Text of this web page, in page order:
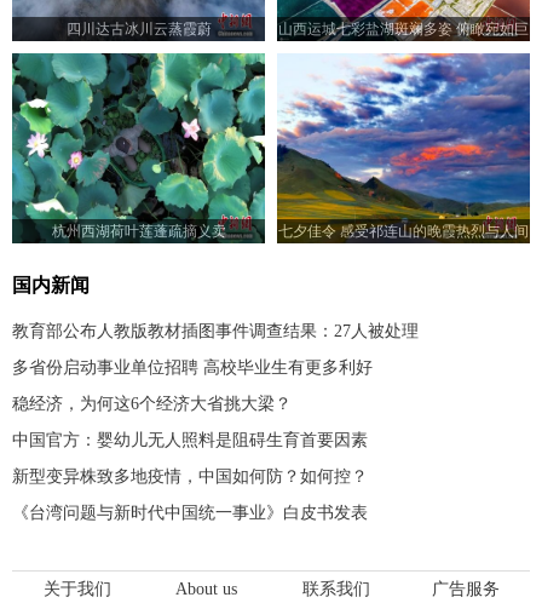
四川达古冰川云蒸霞蔚
山西运城七彩盐湖斑斓多姿 俯瞰宛如巨
型调色板
杭州西湖荷叶莲蓬疏摘义卖
七夕佳令 感受祁连山的晚霞热烈与人间
国内新闻
教育部公布人教版教材插图事件调查结果：27人被处理
多省份启动事业单位招聘 高校毕业生有更多利好
稳经济，为何这6个经济大省挑大梁？
中国官方：婴幼儿无人照料是阻碍生育首要因素
新型变异株致多地疫情，中国如何防？如何控？
《台湾问题与新时代中国统一事业》白皮书发表
关于我们 About us 联系我们 广告服务